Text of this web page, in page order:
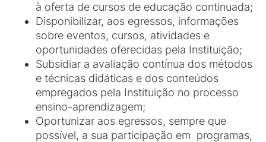
à oferta de cursos de educação continuada;
Disponibilizar, aos egressos, informações
sobre eventos, cursos, atividades e
oportunidades oferecidas pela Instituição;
Subsidiar a avaliação contínua dos métodos
e técnicas didáticas e dos conteúdos
empregados pela Instituição no processo
ensino-aprendizagem;
Oportunizar aos egressos, sempre que
possível, a sua participação em programas,